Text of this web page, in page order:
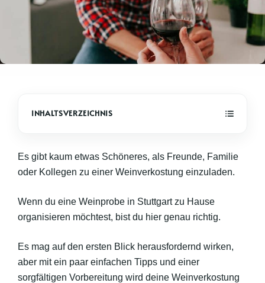
Es gibt kaum etwas Schöneres, als Freunde, Familie
oder Kollegen zu einer Weinverkostung einzuladen.
Wenn du eine Weinprobe in Stuttgart zu Hause
organisieren möchtest, bist du hier genau richtig.
Es mag auf den ersten Blick herausfordernd wirken,
aber mit ein paar einfachen Tipps und einer
sorgfältigen Vorbereitung wird deine Weinverkostung